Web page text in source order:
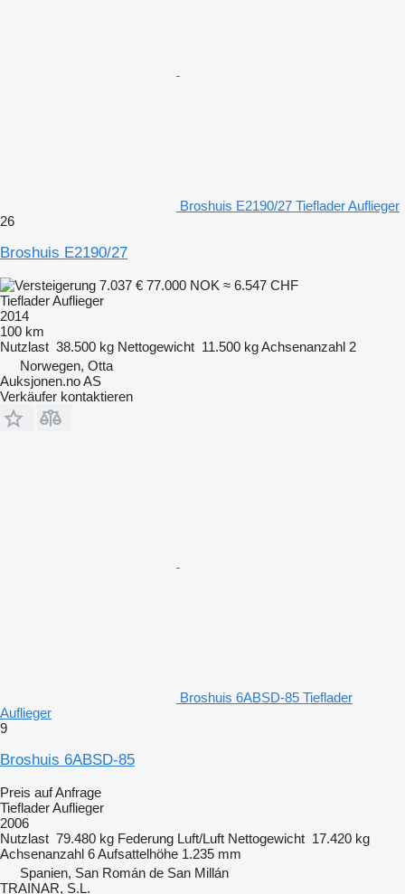
Broshuis E2190/27 Tieflader Auflieger
26
Broshuis E2190/27
7.037 € 77.000 NOK ≈ 6.547 CHF
Tieflader Auflieger
2014
100 km
Nutzlast 38.500 kg Nettogewicht 11.500 kgAchsenanzahl 2
Norwegen, Otta
Auksjonen.no AS
Verkäufer kontaktieren
Broshuis 6ABSD-85 Tieflader
Auflieger
9
Broshuis 6ABSD-85
Preis auf Anfrage
Tieflader Auflieger
2006
Nutzlast 79.480 kg Federung Luft/Luft Nettogewicht 17.420 kg
Achsenanzahl 6Aufsattelhöhe 1.235 mm
Spanien, San Román de San Millán
TRAINAR, S.L.